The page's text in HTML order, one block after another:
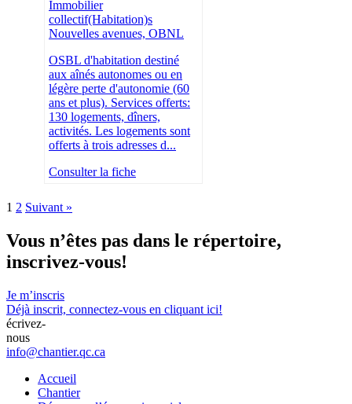
Immobilier
collectif(Habitation)s
Nouvelles avenues, OBNL
OSBL d'habitation destiné
aux aînés autonomes ou en
légère perte d'autonomie (60
ans et plus). Services offerts:
130 logements, dîners,
activités. Les logements sont
offerts à trois adresses d...
Consulter la fiche
1 2 Suivant »
Vous n’êtes pas dans le répertoire,
inscrivez-vous!
Je m’inscris
Déjà inscrit, connectez-vous en cliquant ici!
écrivez-
nous
info@chantier.qc.ca
Accueil
Chantier